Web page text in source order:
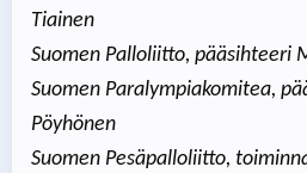
Tiainen
Suomen Palloliitto, pääsihteeri
Suomen Paralympiakomitea,
Pöyhönen
Suomen Pesäpalloliitto,